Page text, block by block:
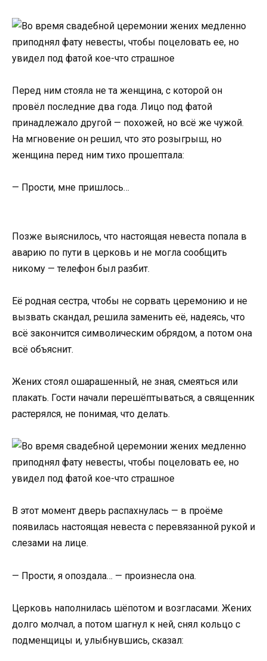
Перед ним стояла не та женщина, с которой он
провёл последние два года. Лицо под фатой
принадлежало другой — похожей, но всё же чужой.
На мгновение он решил, что это розыгрыш, но
женщина перед ним тихо прошептала:
— Прости, мне пришлось…
Позже выяснилось, что настоящая невеста попала в
аварию по пути в церковь и не могла сообщить
никому — телефон был разбит.
Её родная сестра, чтобы не сорвать церемонию и не
вызвать скандал, решила заменить её, надеясь, что
всё закончится символическим обрядом, а потом она
всё объяснит.
Жених стоял ошарашенный, не зная, смеяться или
плакать. Гости начали перешёптываться, а священник
растерялся, не понимая, что делать.
В этот момент дверь распахнулась — в проёме
появилась настоящая невеста с перевязанной рукой и
слезами на лице.
— Прости, я опоздала… — произнесла она.
Церковь наполнилась шёпотом и возгласами. Жених
долго молчал, а потом шагнул к ней, снял кольцо с
подменщицы и, улыбнувшись, сказал: